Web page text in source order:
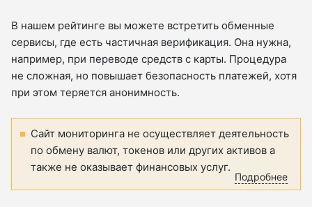
В нашем рейтинге вы можете встретить обменные
сервисы, где есть частичная верификация. Она нужна,
например, при переводе средств с карты. Процедура
не сложная, но повышает безопасность платежей, хотя
при этом теряется анонимность.
Сайт мониторинга не осуществляет деятельность
по обмену валют, токенов или других активов а
также не оказывает финансовых услуг.
Подробнее